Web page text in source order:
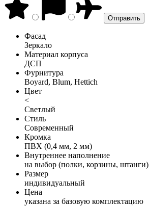
Фасад
Зеркало
Материал корпуса
ДСП
Фурнитура
Boyard, Blum, Hettich
Цвет
<
Светлый
Стиль
Современный
Кромка
ПВХ (0,4 мм, 2 мм)
Внутреннее наполнение
на выбор (полки, корзины, штанги)
Размер
индивидуальный
Цена
указана за базовую комплектацию